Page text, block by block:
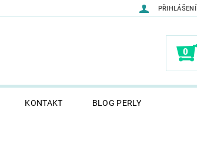
PŘIHLÁŠENÍ
0
KONTAKT BLOG PERLY